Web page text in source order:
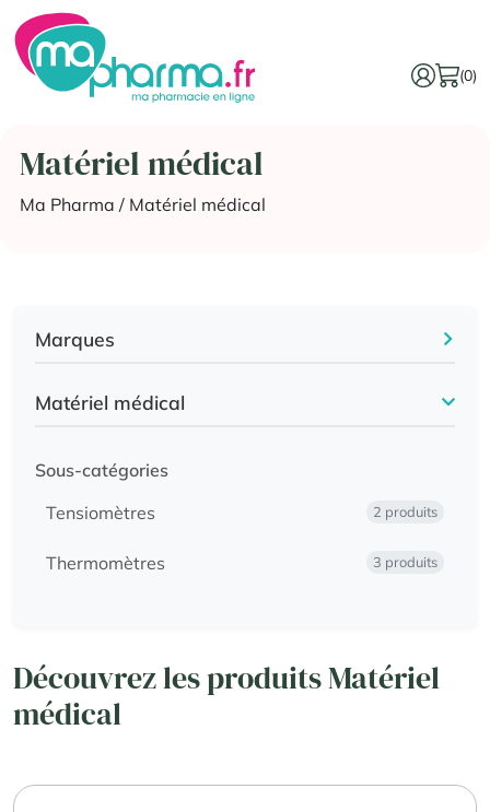
(0)
Matériel médical
Ma Pharma / Matériel médical
Marques
Matériel médical
Sous-catégories
Tensiomètres
2 produits
Thermomètres 3 produits
Découvrez les produits Matériel
médical